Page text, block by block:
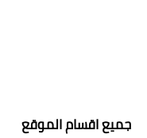
جميع اقسام الموقع